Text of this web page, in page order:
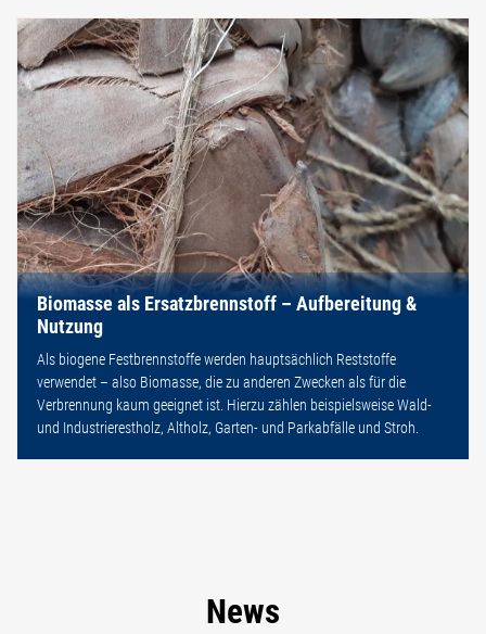
Biomasse als Ersatzbrennstoff – Aufbereitung &
Nutzung
Als biogene Festbrennstoffe werden hauptsächlich Reststoffe
verwendet – also Biomasse, die zu anderen Zwecken als für die
Verbrennung kaum geeignet ist. Hierzu zählen beispielsweise Wald-
und Industrierestholz, Altholz, Garten- und Parkabfälle und Stroh.
News